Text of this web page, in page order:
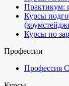
Практикум:
Курсы
Курсы по
Профессии
Профессия